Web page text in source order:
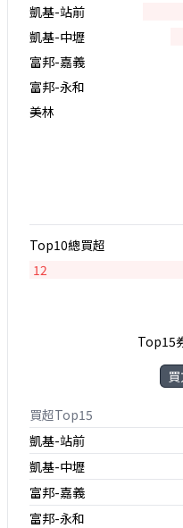
凱基-站前
凱基-中壢
富邦-嘉義
富邦-永和
美林
Top10總買超
12
Top15
買超Top15
凱基-站前
凱基-中壢
富邦-嘉義
富邦-永和